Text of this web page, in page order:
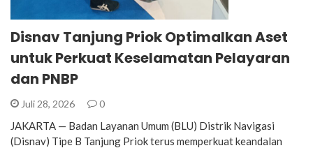
Disnav Tanjung Priok Optimalkan Aset
untuk Perkuat Keselamatan Pelayaran
dan PNBP
Juli 28, 2026 0
JAKARTA — Badan Layanan Umum (BLU) Distrik Navigasi
(Disnav) Tipe B Tanjung Priok terus memperkuat keandalan